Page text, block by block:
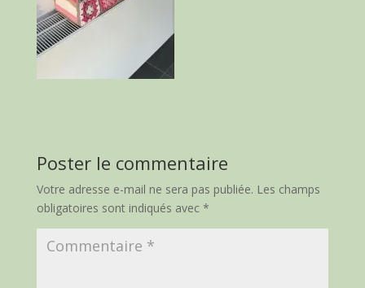
Poster le commentaire
Votre adresse e-mail ne sera pas publiée. Les champs
obligatoires sont indiqués avec *